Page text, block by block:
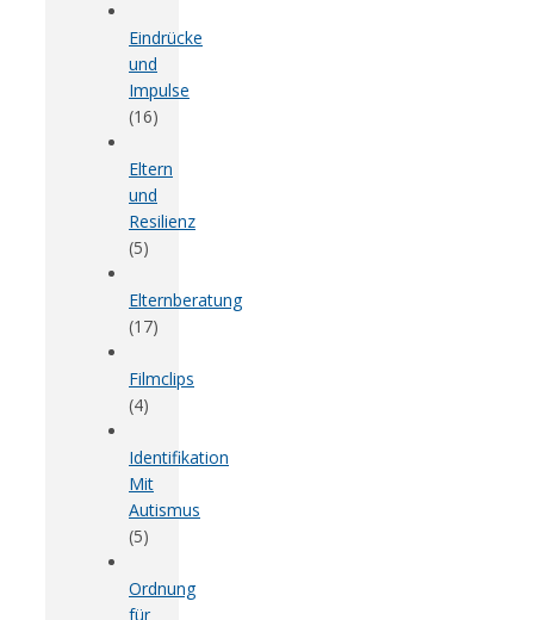
Eindrücke
und
Impulse
(16)
Eltern
und
Resilienz
(5)
Elternberatung
(17)
Filmclips
(4)
Identifikation
Mit
Autismus
(5)
Ordnung
für